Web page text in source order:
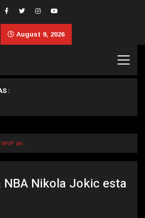
August 9, 2026
:
MVP de…
NBA Nikola Jokic esta